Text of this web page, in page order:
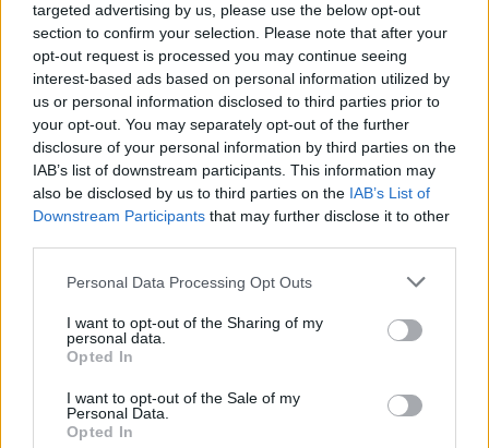
targeted advertising by us, please use the below opt-out
section to confirm your selection. Please note that after your
opt-out request is processed you may continue seeing
interest-based ads based on personal information utilized by
us or personal information disclosed to third parties prior to
your opt-out. You may separately opt-out of the further
disclosure of your personal information by third parties on the
IAB’s list of downstream participants. This information may
also be disclosed by us to third parties on the IAB’s List of
Downstream Participants that may further disclose it to other
Personal Data Processing Opt Outs
I want to opt-out of the Sharing of my
personal data.
Opted In
I want to opt-out of the Sale of my
Personal Data.
Opted In
Kela voi leikata tukia ulkomaanmatkan
vuoksi
Suolikaasun tuoksu levisi Spider-Man -
näytöksessä – yleisö poistui paikalta
Viihdeuutiset